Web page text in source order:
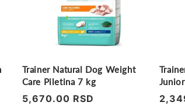
Trainer Natural Dog Weight
Care Piletina 7 kg
Regularna
5,670.00 RSD